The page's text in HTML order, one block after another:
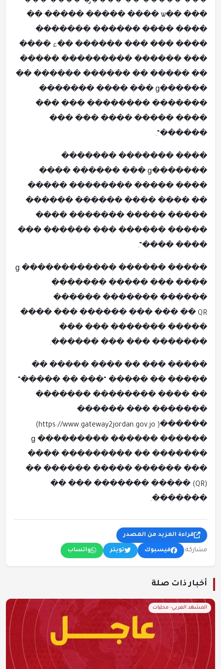
��� ��ѡ ���� ����� ����� ��
���� ���� ������ �������
���� ��� ��� ������ ��ء ����
��� ������ ��������� �����
�� ����� �� ������ ������ ��
������ɡ ��� ���� �������
������� �������� ��� ���
���� ����� ���� ��� ���
������”.
���� ������� �������
�������ɡ ��� ������ ����
���� ����� �������� �����
�� ���� ���� ������ ������
����� ����� ������� ����
����� ������ ��� ������ ���
���� ����”.
����� ������ ������ɡ ������
������� ����� ��� ����
������ ������� ������
������ ��� ��� �� QR ��� ����
����� ������� ��� ���
������� ��� ��� ������.
����� ��� �� ���� ����� ��
����� �� ����� “��� �� �����”
�� ���� �������� �������
������� ��� ������
������( https://www.gateway2jordan.gov.jo)
������ ������ �����ɡ ����
���� ��������� �� �������
�� ������ ����� ������ ���
(QR) ����� ������� ��� ��
�������.
قراءة المزيد من المصدر
مشاركة: فيسبوك تويتر واتساب
أخبار ذات صلة
المشهد العربي- محليات